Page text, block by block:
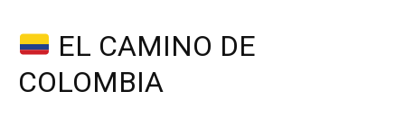
EL CAMINO DE
COLOMBIA